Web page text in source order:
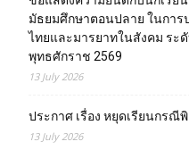
มัธยมศึกษาตอนปลาย ในกา
ไทยและมารยาทในสังคม ระ
พุทธศักราช 2569
13 July 2026
ประกาศ เรื่อง หยุดเรียนกรณี
13 July 2026